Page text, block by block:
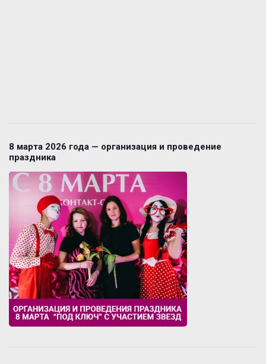
8 марта 2026 года — организация и проведение
праздника